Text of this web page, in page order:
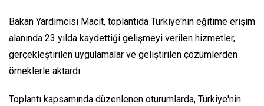
Bakan Yardımcısı Macit, toplantıda Türkiye'nin eğitime erişim
alanında 23 yılda kaydettiği gelişmeyi verilen hizmetler,
gerçekleştirilen uygulamalar ve geliştirilen çözümlerden
örneklerle aktardı.
Toplantı kapsamında düzenlenen oturumlarda, Türkiye'nin